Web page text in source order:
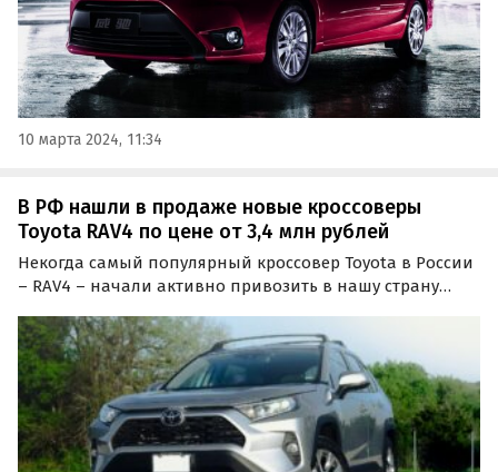
10 марта 2024, 11:34
В РФ нашли в продаже новые кроссоверы
Toyota RAV4 по цене от 3,4 млн рублей
Некогда самый популярный кроссовер Toyota в России
– RAV4 – начали активно привозить в нашу страну
продают не только дилеры, но и «частники», а также
специализирующиеся на автоимпорте фирмы по цене
от…